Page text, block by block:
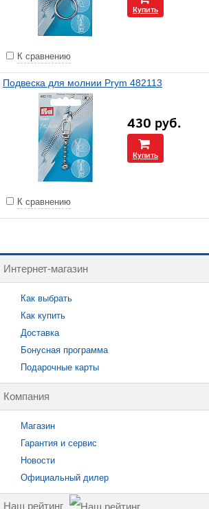
Купить
К сравнению
Подвеска для молнии Prym 482113
430 руб.
Купить
К сравнению
Интернет-магазин
Как выбрать
Как купить
Доставка
Бонусная программа
Подарочные карты
Компания
Магазин
Гарантия и сервис
Новости
Официальный дилер
Наш рейтинг